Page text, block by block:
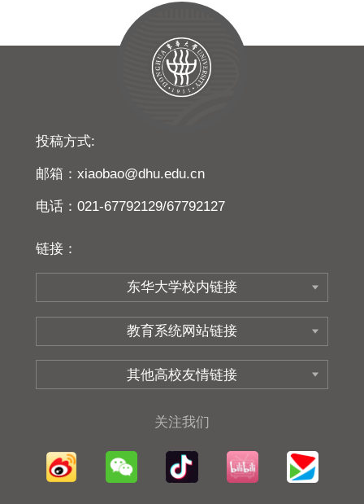
投稿方式:
邮箱：xiaobao@dhu.edu.cn
电话：021-67792129/67792127
链接：
关注我们